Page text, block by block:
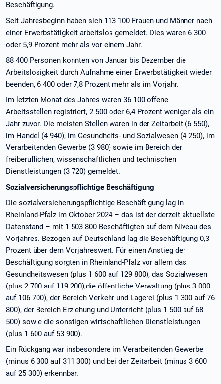
Beschäftigung.
Seit Jahresbeginn haben sich 113 100 Frauen und Männer nach
einer Erwerbstätigkeit arbeitslos gemeldet. Dies waren 6 300
oder 5,9 Prozent mehr als vor einem Jahr.
88 400 Personen konnten von Januar bis Dezember die
Arbeitslosigkeit durch Aufnahme einer Erwerbstätigkeit wieder
beenden, 6 400 oder 7,8 Prozent mehr als im Vorjahr.
Im letzten Monat des Jahres waren 36 100 offene
Arbeitsstellen registriert, 2 500 oder 6,4 Prozent weniger als ein
Jahr zuvor. Die meisten Stellen waren in der Zeitarbeit (6 550),
im Handel (4 940), im Gesundheits- und Sozialwesen (4 250), im
Verarbeitenden Gewerbe (3 980) sowie im Bereich der
freiberuflichen, wissenschaftlichen und technischen
Dienstleistungen (3 720) gemeldet.
Sozialversicherungspflichtige Beschäftigung
Die sozialversicherungspflichtige Beschäftigung lag in
Rheinland-Pfalz im Oktober 2024 – das ist der derzeit aktuellste
Datenstand – mit 1 503 800 Beschäftigten auf dem Niveau des
Vorjahres. Bezogen auf Deutschland lag die Beschäftigung 0,3
Prozent über dem Vorjahreswert. Für einen Anstieg der
Beschäftigung sorgten in Rheinland-Pfalz vor allem das
Gesundheitswesen (plus 1 600 auf 129 800), das Sozialwesen
(plus 2 700 auf 119 200),die öffentliche Verwaltung (plus 3 000
auf 106 700), der Bereich Verkehr und Lagerei (plus 1 300 auf 76
800), der Bereich Erziehung und Unterricht (plus 1 500 auf 68
500) sowie die sonstigen wirtschaftlichen Dienstleistungen
(plus 1 600 auf 53 900).
Ein Rückgang war insbesondere im Verarbeitenden Gewerbe
(minus 6 300 auf 311 300) und bei der Zeitarbeit (minus 3 600
auf 25 300) erkennbar.